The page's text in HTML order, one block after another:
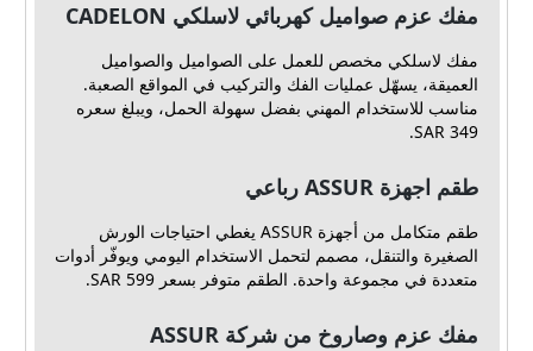
مفك عزم صواميل كهربائي لاسلكي CADELON
مفك لاسلكي مخصص للعمل على الصواميل والصواميل
العميقة، يسهّل عمليات الفك والتركيب في المواقع الصعبة.
مناسب للاستخدام المهني بفضل سهولة الحمل، ويبلغ سعره
349 SAR.
طقم اجهزة ASSUR رباعي
طقم متكامل من أجهزة ASSUR يغطي احتياجات الورش
الصغيرة والتنقل، مصمم لتحمل الاستخدام اليومي ويوفّر أدوات
متعددة في مجموعة واحدة. الطقم متوفر بسعر 599 SAR.
مفك عزم وصاروخ من شركة ASSUR